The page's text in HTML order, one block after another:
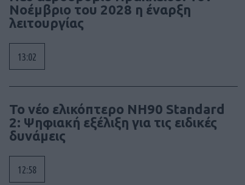
Νοέμβριο του 2028 η έναρξη
λειτουργίας
13:02
To νέο ελικόπτερο NH90 Standard
2: Ψηφιακή εξέλιξη για τις ειδικές
δυνάμεις
12:58